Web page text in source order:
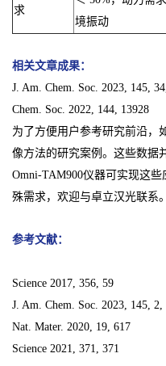
求
境振动
相关文章成果：
J. Am. Chem. Soc. 2023,
Chem. Soc. 2022, 144, 13928
为了方便用户参考研究前沿，
像方法的研究案例。这些数据
Omni-TAM900仪器可实现这
殊需求，欢迎与卓立汉光联系。
参考文献：
Science 2017, 356, 59
J. Am. Chem. Soc. 2023, 145, 2,
Nat. Mater. 2020, 19, 617
Science 2021, 371, 371